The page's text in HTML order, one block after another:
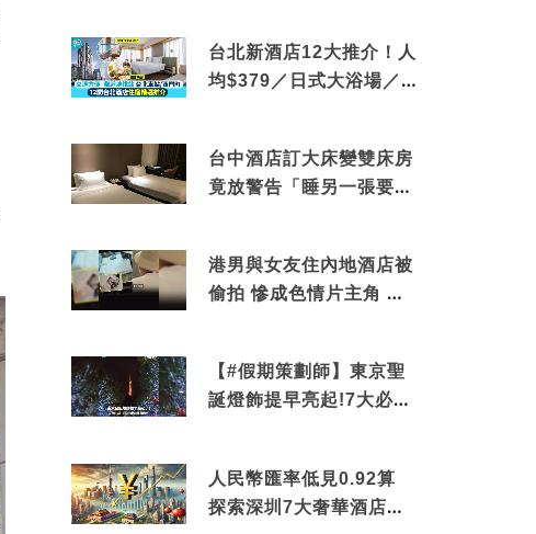
台北新酒店12大推介！人
均$379／日式大浴場／1
台中酒店訂大床變雙床房
竟放警告「睡另一張要加
港男與女友住內地酒店被
偷拍 慘成色情片主角 鏡
【#假期策劃師】東京聖
誕燈飾提早亮起!7大必去
人民幣匯率低見0.92算
探索深圳7大奢華酒店體